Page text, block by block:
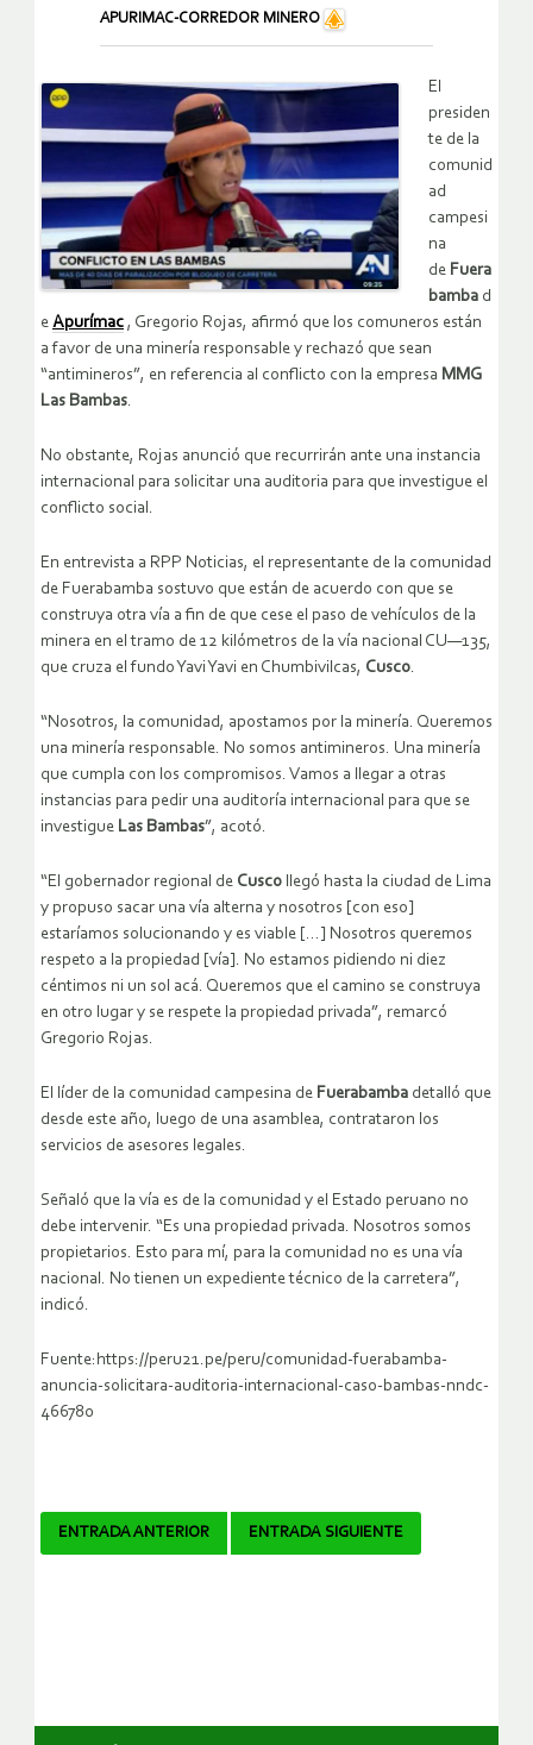
APURIMAC-CORREDOR MINERO
El
presiden
te de la
comunid
ad
campesi
na
de Fuera
bamba d
e Apurímac , Gregorio Rojas, afirmó que los comuneros están
a favor de una minería responsable y rechazó que sean
“antimineros”, en referencia al conflicto con la empresa MMG
Las Bambas.
No obstante, Rojas anunció que recurrirán ante una instancia
internacional para solicitar una auditoria para que investigue el
conflicto social.
En entrevista a RPP Noticias, el representante de la comunidad
de Fuerabamba sostuvo que están de acuerdo con que se
construya otra vía a fin de que cese el paso de vehículos de la
minera en el tramo de 12 kilómetros de la vía nacional CU—135,
que cruza el fundo Yavi Yavi en Chumbivilcas, Cusco.
“Nosotros, la comunidad, apostamos por la minería. Queremos
una minería responsable. No somos antimineros. Una minería
que cumpla con los compromisos. Vamos a llegar a otras
instancias para pedir una auditoría internacional para que se
investigue Las Bambas”, acotó.
“El gobernador regional de Cusco llegó hasta la ciudad de Lima
y propuso sacar una vía alterna y nosotros [con eso]
estaríamos solucionando y es viable […] Nosotros queremos
respeto a la propiedad [vía]. No estamos pidiendo ni diez
céntimos ni un sol acá. Queremos que el camino se construya
en otro lugar y se respete la propiedad privada”, remarcó
Gregorio Rojas.
El líder de la comunidad campesina de Fuerabamba detalló que
desde este año, luego de una asamblea, contrataron los
servicios de asesores legales.
Señaló que la vía es de la comunidad y el Estado peruano no
debe intervenir. “Es una propiedad privada. Nosotros somos
propietarios. Esto para mí, para la comunidad no es una vía
nacional. No tienen un expediente técnico de la carretera”,
indicó.
Fuente:https://peru21.pe/peru/comunidad-fuerabamba-
anuncia-solicitara-auditoria-internacional-caso-bambas-nndc-
466780
Navegador
ENTRADA ANTERIOR ENTRADA SIGUIENTE